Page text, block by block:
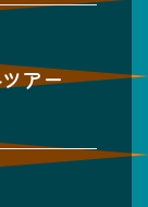
アー